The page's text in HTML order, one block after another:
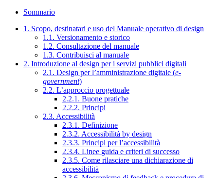
Sommario
1. Scopo, destinatari e uso del Manuale operativo di design
1.1. Versionamento e storico
1.2. Consultazione del manuale
1.3. Contribuisci al manuale
2. Introduzione al design per i servizi pubblici digitali
2.1. Design per l’amministrazione digitale (e-
government)
2.2. L’approccio progettuale
2.2.1. Buone pratiche
2.2.2. Principi
2.3. Accessibilità
2.3.1. Definizione
2.3.2. Accessibilità by design
2.3.3. Principi per l’accessibilità
2.3.4. Linee guida e criteri di successo
2.3.5. Come rilasciare una dichiarazione di
accessibilità